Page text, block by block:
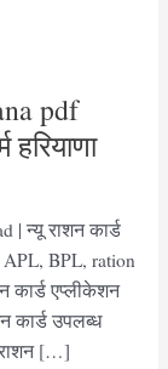
pdf
| न्यू राशन कार्ड
APL, BPL, ration
कार्ड एप्लीकेशन
कार्ड उपलब्ध
राशन […]